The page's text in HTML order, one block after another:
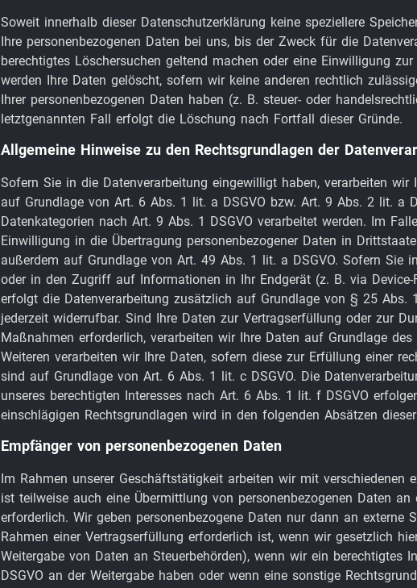
Soweit innerhalb dieser Datenschutzerklärung keine speziellere
Ihre personenbezogenen Daten bei uns, bis der Zweck für die
berechtigtes Löschersuchen geltend machen oder eine Einwilligung
werden Ihre Daten gelöscht, sofern wir keine anderen rechtlich
Ihrer personenbezogenen Daten haben (z. B. steuer- oder
letztgenannten Fall erfolgt die Löschung nach Fortfall dieser Gründe.
Allgemeine Hinweise zu den Rechtsgrundlagen der
Sofern Sie in die Datenverarbeitung eingewilligt haben, verarbeiten wir
auf Grundlage von Art. 6 Abs. 1 lit. a DSGVO bzw. Art. 9 Abs. 2 lit. a
Datenkategorien nach Art. 9 Abs. 1 DSGVO verarbeitet werden. Im
Einwilligung in die Übertragung personenbezogener Daten in
außerdem auf Grundlage von Art. 49 Abs. 1 lit. a DSGVO. Sofern Sie
oder in den Zugriff auf Informationen in Ihr Endgerät (z. B. via
erfolgt die Datenverarbeitung zusätzlich auf Grundlage von § 25 Abs.
jederzeit widerrufbar. Sind Ihre Daten zur Vertragserfüllung oder zur
Maßnahmen erforderlich, verarbeiten wir Ihre Daten auf Grundlage
Weiteren verarbeiten wir Ihre Daten, sofern diese zur Erfüllung einer
sind auf Grundlage von Art. 6 Abs. 1 lit. c DSGVO. Die
unseres berechtigten Interesses nach Art. 6 Abs. 1 lit. f DSGVO
einschlägigen Rechtsgrundlagen wird in den folgenden Absätzen
Empfänger von personenbezogenen Daten
Im Rahmen unserer Geschäftstätigkeit arbeiten wir mit verschiedenen
ist teilweise auch eine Übermittlung von personenbezogenen Daten an
erforderlich. Wir geben personenbezogene Daten nur dann an externe
Rahmen einer Vertragserfüllung erforderlich ist, wenn wir gesetzlich
Weitergabe von Daten an Steuerbehörden), wenn wir ein berechtigtes
DSGVO an der Weitergabe haben oder wenn eine sonstige